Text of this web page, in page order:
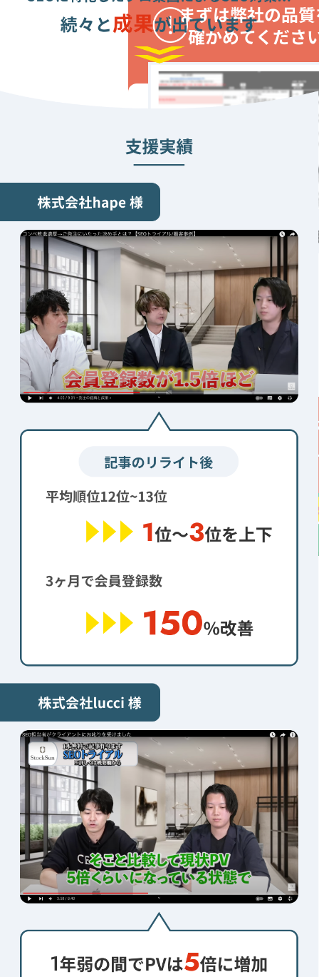
まずは弊社の品
確かめてくださ
30,000円
キーワード調査・戦略整
でお伝